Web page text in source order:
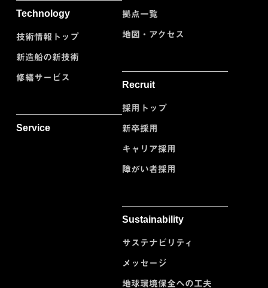
Technology
技術情報トップ
新造船の新技術
修繕サービス
Service
拠点一覧
地図・アクセス
Recruit
採用トップ
新卒採用
キャリア採用
障がい者採用
Sustainability
サステナビリティ
メッセージ
地球環境保全への工夫